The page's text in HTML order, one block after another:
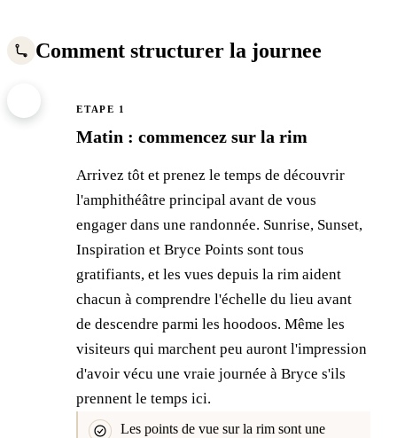
Comment structurer la journee
ETAPE 1
Matin : commencez sur la rim
Arrivez tôt et prenez le temps de découvrir
l'amphithéâtre principal avant de vous
engager dans une randonnée. Sunrise, Sunset,
Inspiration et Bryce Points sont tous
gratifiants, et les vues depuis la rim aident
chacun à comprendre l'échelle du lieu avant
de descendre parmi les hoodoos. Même les
visiteurs qui marchent peu auront l'impression
d'avoir vécu une vraie journée à Bryce s'ils
prennent le temps ici.
Les points de vue sur la rim sont une